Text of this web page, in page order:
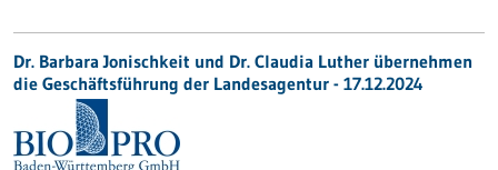
Dr. Barbara Jonischkeit und Dr. Claudia Luther übernehmen
die Geschäftsführung der Landesagentur - 17.12.2024